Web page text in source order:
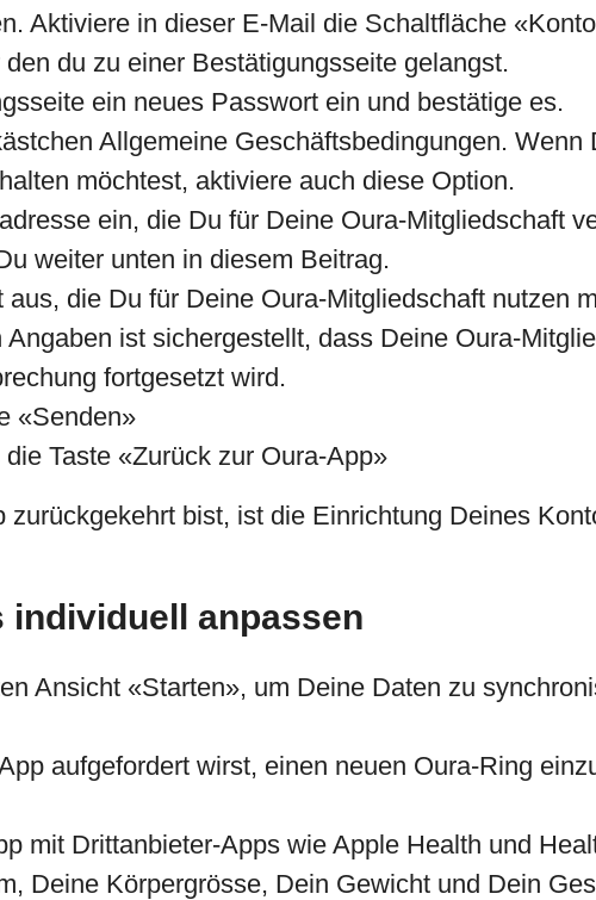
Aktiviere in dieser E-Mail die Schaltfläche
du zu einer Bestätigungsseite gelangst.
ein neues Passwort ein und bestätige es.
Allgemeine Geschäftsbedingungen.
möchtest, aktiviere auch diese Option.
ein, die Du für Deine Oura-Mitgliedschaft
weiter unten in diesem Beitrag.
die Du für Deine Oura-Mitgliedschaft nutzen
ist sichergestellt, dass Deine Oura-
fortgesetzt wird.
«Senden»
Taste «Zurück zur Oura-App»
zurückgekehrt bist, ist die Einrichtung Deines
individuell anpassen
Ansicht «Starten», um Deine Daten zu
aufgefordert wirst, einen neuen Oura-Ring
mit Drittanbieter-Apps wie Apple Health und
Deine Körpergrösse, Dein Gewicht und Dein